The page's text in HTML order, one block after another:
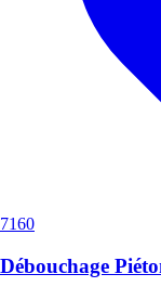
7160
Débouchage